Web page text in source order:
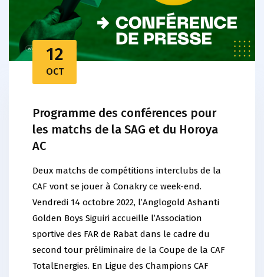
12
OCT
Programme des conférences pour
les matchs de la SAG et du Horoya
AC
Deux matchs de compétitions interclubs de la
CAF vont se jouer à Conakry ce week-end.
Vendredi 14 octobre 2022, l’Anglogold Ashanti
Golden Boys Siguiri accueille l’Association
sportive des FAR de Rabat dans le cadre du
second tour préliminaire de la Coupe de la CAF
TotalEnergies. En Ligue des Champions CAF